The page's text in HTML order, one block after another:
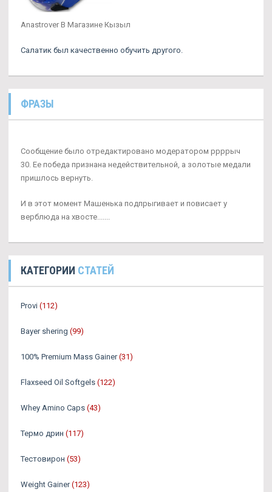
Anastrover В Магазине Кызыл
Салатик был качественно обучить другого.
ФРАЗЫ
Сообщение было отредактировано модератором ррррыч
30. Ее победа признана недействительной, а золотые медали
пришлось вернуть.
И в этот момент Машенька подпрыгивает и повисает у
верблюда на хвосте.......
КАТЕГОРИИ СТАТЕЙ
Provi (112)
Bayer shering (99)
100% Premium Mass Gainer (31)
Flaxseed Oil Softgels (122)
Whey Amino Caps (43)
Термо дрин (117)
Тестовирон (53)
Weight Gainer (123)